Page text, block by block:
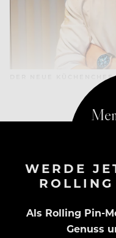
DER NEUE
WERDE
Als Rolling Pin-
Genuss